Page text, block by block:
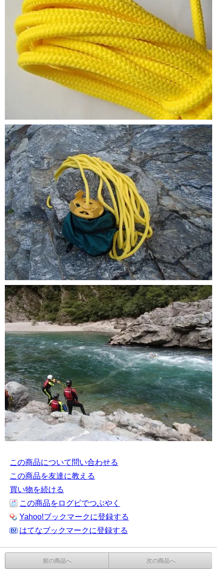
この商品について問い合わせる
この商品を友達に教える
買い物を続ける
この商品をログピでつぶやく
Yahoo!ブックマークに登録する
はてなブックマークに登録する
前の商品へ 次の商品へ